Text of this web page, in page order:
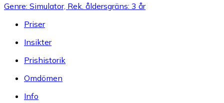
Genre: Simulator, Rek. åldersgräns: 3 år
Priser
Insikter
Prishistorik
Omdömen
Info